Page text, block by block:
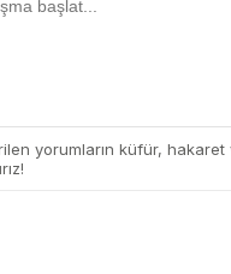
yorumların küfür,